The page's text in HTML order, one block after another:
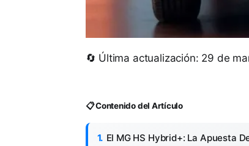
🔄 Última actualización: 29 de
📋 Contenido del Artículo
El MG HS Hybrid+: La Apuesta